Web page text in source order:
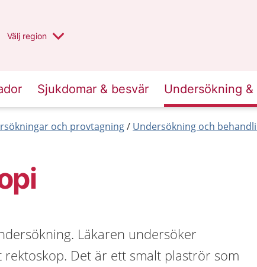
Du har valt region
Välj en annan
region
Sjukdomar & besvär Undersökning
och provtagning Undersökning och
Läkaren undersöker
Det är ett smalt plaströr som